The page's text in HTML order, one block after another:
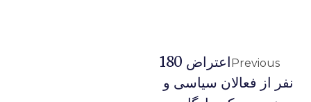
Previous
اعتراض 180
نفر از فعالان سیاسی و